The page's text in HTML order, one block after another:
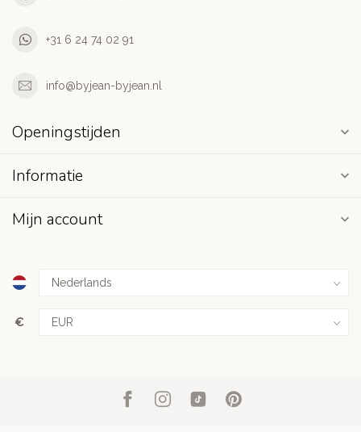
+31 6 24 74 02 91
info@byjean-byjean.nl
Openingstijden
Informatie
Mijn account
€